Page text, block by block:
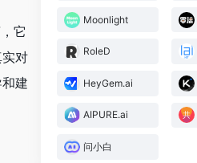
它
对
建
Moonlight
RoleD
HeyGem.ai
AIPURE.ai
问小白